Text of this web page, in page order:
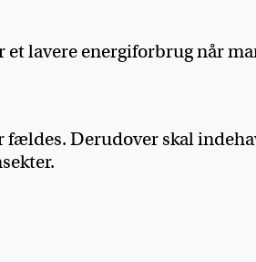
lavere energiforbrug når
Derudover skal